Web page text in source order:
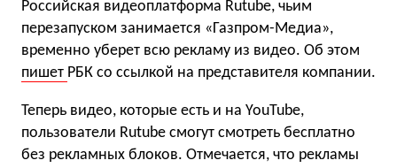
Российская видеоплатформа Rutube, чьим
перезапуском занимается «Газпром-Медиа»,
временно уберет всю рекламу из видео. Об этом
пишет РБК со ссылкой на представителя компании.
Теперь видео, которые есть и на YouTube,
пользователи Rutube смогут смотреть бесплатно
без рекламных блоков. Отмечается, что рекламы